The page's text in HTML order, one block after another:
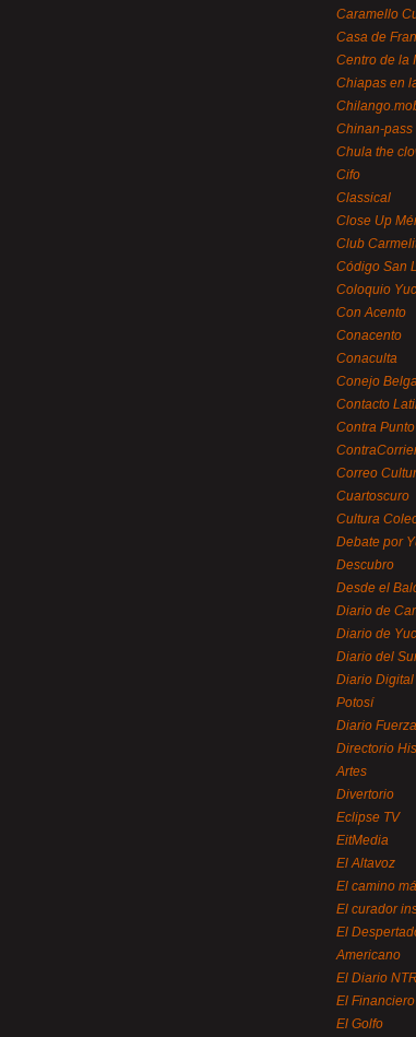
Caramello
Casa de
Centro de la
Chiapas en
Chinan-pass
Chula the
Cifo
Classical
Close Up
Club
Código San
Coloquio
Con Acento
Conacento
Conaculta
Conejo
Contacto
Contra Punto
Correo
Cuartoscuro
Cultura
Debate por
Descubro
Desde el
Diario de
Diario de
Diario del
Diario
Potosí
Diario Fuerza
Directorio
Artes
Divertorio
Eclipse TV
EitMedia
El Altavoz
El camino
El curador
El
Americano
El Diario
El Financiero
El Golfo